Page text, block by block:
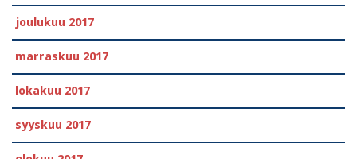
joulukuu 2017
marraskuu 2017
lokakuu 2017
syyskuu 2017